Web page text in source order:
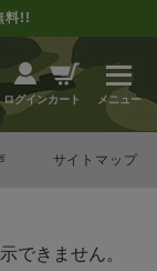
料!!
ログインカート
サイトマップ
できません。